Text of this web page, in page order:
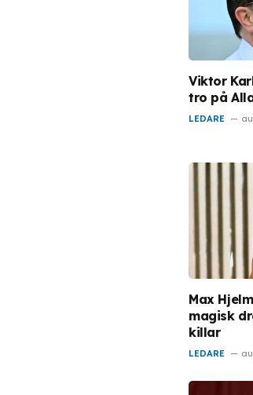
Viktor
tro på
LEDARE
Max
magisk
killar
LEDARE